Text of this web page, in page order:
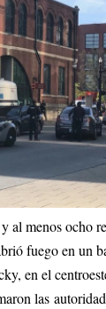
al menos ocho
fuego en un
en el
las